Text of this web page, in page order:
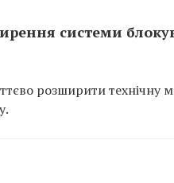
системи
розширити технічну